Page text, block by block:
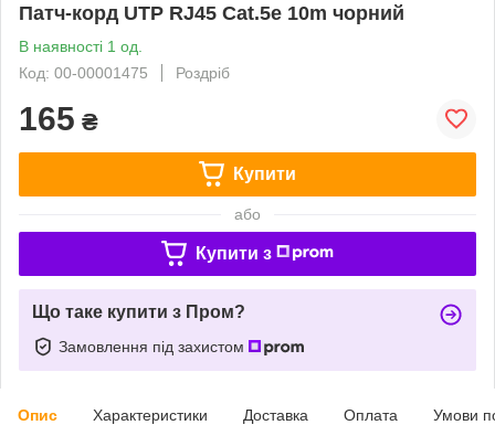
Патч-корд UTP RJ45 Cat.5e 10m чорний
В наявності 1 од.
Код: 00-00001475
Роздріб
165 ₴
Купити
або
Купити з
Що таке купити з Пром?
Замовлення під захистом
Опис Характеристики Доставка Оплата Умови